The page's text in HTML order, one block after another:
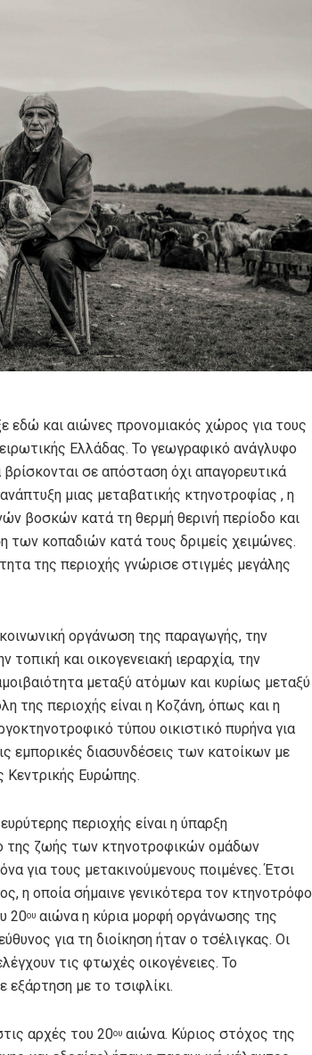
εδώ και αιώνες προνομιακός χώρος για τους
Ελλάδας. Το γεωγραφικό ανάγλυφο
σε απόσταση όχι απαγορευτικά
μιας μεταβατικής κτηνοτροφίας , η
βοσκών κατά τη θερμή θερινή περίοδο και
των κοπαδιών κατά τους δριμείς χειμώνες.
της περιοχής γνώρισε στιγμές μεγάλης
οργάνωση της παραγωγής, την
και οικογενειακή ιεραρχία, την
μεταξύ ατόμων και κυρίως μεταξύ
της περιοχής είναι η Κοζάνη, όπως και η
τύπου οικιστικό πυρήνα για
εμπορικές διασυνδέσεις των κατοίκων με
Κεντρικής Ευρώπης.
περιοχής είναι η ύπαρξη
της ζωής των κτηνοτροφικών ομάδων
για τους μετακινούμενους ποιμένες. Έτσι
η οποία σήμαινε γενικότερα τον κτηνοτρόφο
20ου αιώνα η κύρια μορφή οργάνωσης της
για τη διοίκηση ήταν ο τσέλιγκας. Οι
τις φτωχές οικογένειες. Το
με το τσιφλίκι.
αρχές του 20ου αιώνα. Κύριος στόχος της